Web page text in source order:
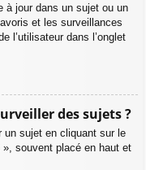
à jour dans un sujet ou un
et les surveillances
l’utilisateur dans l’onglet
des sujets ?
un sujet en cliquant sur le
souvent placé en haut et